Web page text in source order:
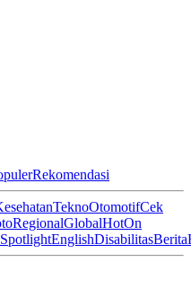
Rekomendasi
TeknoOtomotifCek
RegionalGlobalHotOn
SpotlightEnglishDisabilitasBerita